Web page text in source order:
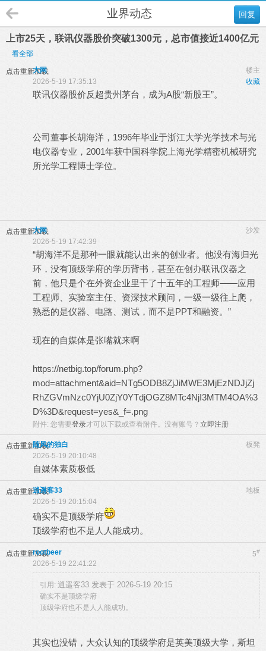
回复
业界动态
上市25天，联讯仪器股价突破1300元，总市值接近1400亿元
看全部
点击重新加载 楼主
大网
收藏
2026-5-19 17:35:13
联讯仪器股价反超贵州茅台，成为A股“新股王”。
公司董事长胡海洋，1996年毕业于浙江大学光学技术与光
电仪器专业，2001年获中国科学院上海光学精密机械研究
所光学工程博士学位。
点击重新加载 沙发
大网
2026-5-19 17:42:39
“胡海洋不是那种一眼就能认出来的创业者。他没有海归光
环，没有顶级学府的学历背书，甚至在创办联讯仪器之
前，他只是个在外资企业里干了十五年的工程师——应用
工程师、实验室主任、资深技术顾问，一级一级往上爬，
熟悉的是仪器、电路、测试，而不是PPT和融资。”
现在的自媒体是张嘴就来啊
https://netbig.top/forum.php?
mod=attachment&aid=NTg5ODB8ZjJiMWE3MjEzNDJjZj
RhZGVmNzc0YjU0ZjY0YTdjOGZ8MTc4NjI3MTM4OA%3
D%3D&request=yes&_f=.png
附件: 您需要登录才可以下载或查看附件。没有账号？ 立即注册
点击重新加载 板凳
随风的独白
2026-5-19 20:10:48
自媒体素质极低
点击重新加载 地板
逍遥客33
2026-5-19 20:15:04
确实不是顶级学府
顶级学府也不是人人能成功。
点击重新加载 5#
rootbeer
2026-5-19 22:41:22
引用: 逍遥客33 发表于 2026-5-19 20:15
确实不是顶级学府
顶级学府也不是人人能成功。
其实也没错，大众认知的顶级学府是英美顶级大学，斯坦